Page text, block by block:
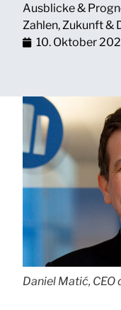
Ausblicke &
Zahlen,Zukunft &
10. Oktober
Daniel Matić, CEO